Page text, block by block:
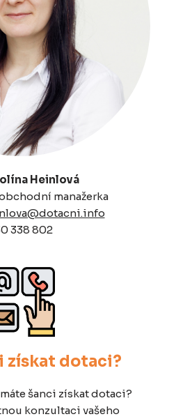
Heinlová
manažerka
338 802
získat dotaci?
šanci získat dotaci?
konzultaci vašeho